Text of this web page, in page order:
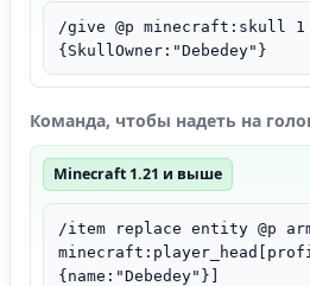
/give @p minecraft:skull 1
{SkullOwner:"Debedey"}
Команда, чтобы надеть на
Minecraft 1.21 и выше
/item replace entity @p
{name:"Debedey"}]